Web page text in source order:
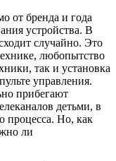
от бренда и года
устройства. В
случайно. Это
любопытство
так и установка
управления.
прибегают
детьми, в
процесса. Но, как
ли